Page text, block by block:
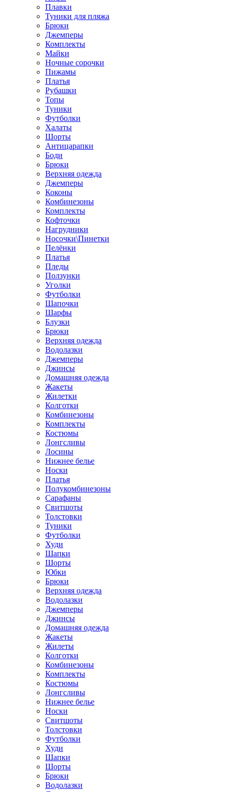
Плавки
Туники для пляжа
Брюки
Джемперы
Комплекты
Майки
Ночные сорочки
Пижамы
Платья
Рубашки
Топы
Туники
Футболки
Халаты
Шорты
Антицарапки
Боди
Брюки
Верхняя одежда
Джемперы
Коконы
Комбинезоны
Комплекты
Кофточки
Нагрудники
Носочки\Пинетки
Пелёнки
Платья
Пледы
Ползунки
Уголки
Футболки
Шапочки
Шарфы
Блузки
Брюки
Верхняя одежда
Водолазки
Джемперы
Джинсы
Домашняя одежда
Жакеты
Жилетки
Колготки
Комбинезоны
Комплекты
Костюмы
Лонгсливы
Лосины
Нижнее белье
Носки
Платья
Полукомбинезоны
Сарафаны
Свитшоты
Толстовки
Туники
Футболки
Худи
Шапки
Шорты
Юбки
Брюки
Верхняя одежда
Водолазки
Джемперы
Джинсы
Домашняя одежда
Жакеты
Жилеты
Колготки
Комбинезоны
Комплекты
Костюмы
Лонгсливы
Нижнее белье
Носки
Свитшоты
Толстовки
Футболки
Худи
Шапки
Шорты
Брюки
Водолазки